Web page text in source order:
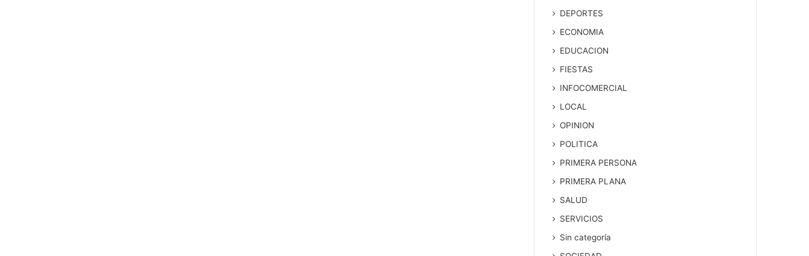
DEPORTES
ECONOMIA
EDUCACION
FIESTAS
INFOCOMERCIAL
LOCAL
OPINION
POLITICA
PRIMERA PERSONA
PRIMERA PLANA
SALUD
SERVICIOS
Sin categoría